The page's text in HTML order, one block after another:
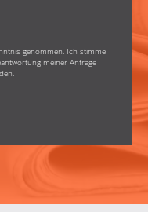
genommen. Ich stimme
meiner Anfrage